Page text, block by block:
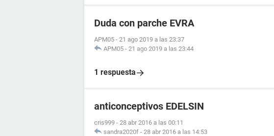
Duda con parche EVRA
APM05 - 21 ago 2019 a las 23:37
APM05 - 21 ago 2019 a las 23:44
1 respuesta
anticonceptivos EDELSIN
cris999 - 28 abr 2016 a las 00:11
sandra2020f - 28 abr 2016 a las 14:53